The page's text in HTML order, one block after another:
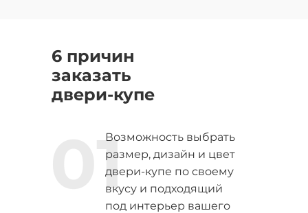
6 причин
заказать
двери-купе
Возможность выбрать
размер, дизайн и цвет
двери-купе по своему
вкусу и подходящий
под интерьер вашего
01